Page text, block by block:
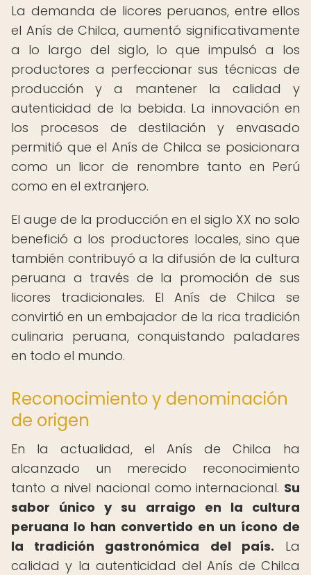
La demanda de licores peruanos, entre ellos
el Anís de Chilca, aumentó significativamente
a lo largo del siglo, lo que impulsó a los
productores a perfeccionar sus técnicas de
producción y a mantener la calidad y
autenticidad de la bebida. La innovación en
los procesos de destilación y envasado
permitió que el Anís de Chilca se posicionara
como un licor de renombre tanto en Perú
como en el extranjero.
El auge de la producción en el siglo XX no solo
benefició a los productores locales, sino que
también contribuyó a la difusión de la cultura
peruana a través de la promoción de sus
licores tradicionales. El Anís de Chilca se
convirtió en un embajador de la rica tradición
culinaria peruana, conquistando paladares
en todo el mundo.
Reconocimiento y denominación
de origen
En la actualidad, el Anís de Chilca ha
alcanzado un merecido reconocimiento
tanto a nivel nacional como internacional. Su
sabor único y su arraigo en la cultura
peruana lo han convertido en un ícono de
la tradición gastronómica del país. La
calidad y la autenticidad del Anís de Chilca